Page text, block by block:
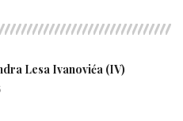
Lesa Ivanovića (IV)